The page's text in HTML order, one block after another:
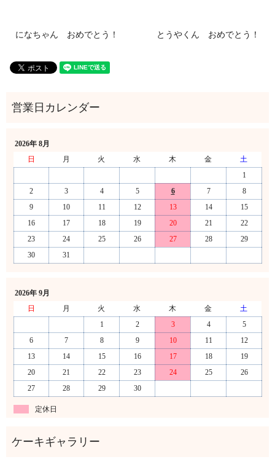
になちゃん おめでとう！ とうやくん おめでとう！
2026年 8月
日
月 火 水 木 金
土
1
2
3 4 5 6 7
8
9
10 11 12 13 14
15
16
17 18 19 20 21
22
23
24 25 26 27 28
29
30
31
2026年 9月
日
月 火 水 木 金
土
1
2 3 4
5
6
7 8 9 10 11
12
13
14 15 16 17 18
19
20
21 22 23 24 25
26
27
28 29 30
定休日